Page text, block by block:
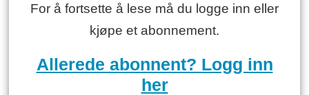
For å fortsette å lese må du logge inn eller
kjøpe et abonnement.
Allerede abonnent? Logg inn
her